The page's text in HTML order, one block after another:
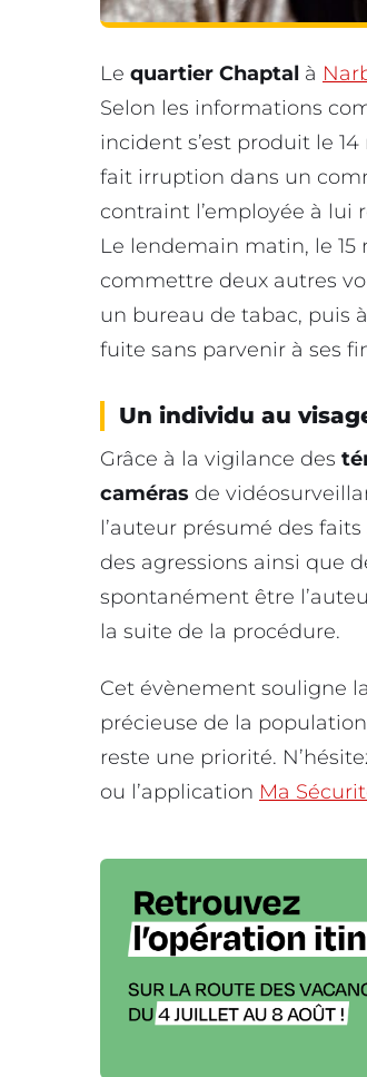
Le quartier Chaptal à
Selon les informations
incident s’est produit le 14
fait irruption dans un
contraint l’employée à lui
Le lendemain matin, le
commettre deux autres
un bureau de tabac, puis
fuite sans parvenir à ses
Un individu au
Grâce à la vigilance des
caméras de
l’auteur présumé des
des agressions ainsi que
spontanément être
la suite de la procédure.
Cet évènement souligne
précieuse de la
reste une priorité.
ou l’application Ma